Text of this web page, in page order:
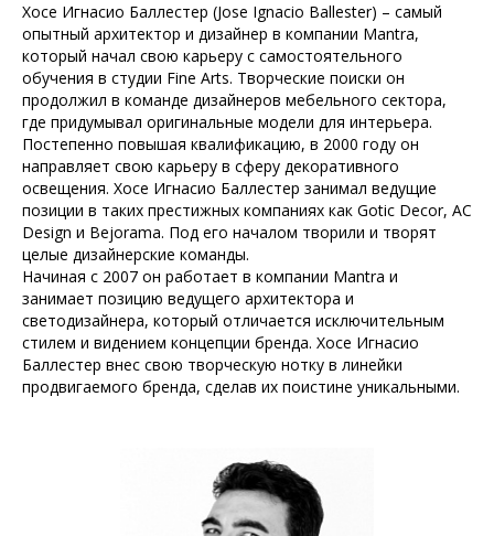
Хосе Игнасио Баллестер (Jose Ignacio Ballester) – самый
опытный архитектор и дизайнер в компании Mantra,
который начал свою карьеру с самостоятельного
обучения в студии Fine Arts. Творческие поиски он
продолжил в команде дизайнеров мебельного сектора,
где придумывал оригинальные модели для интерьера.
Постепенно повышая квалификацию, в 2000 году он
направляет свою карьеру в сферу декоративного
освещения. Хосе Игнасио Баллестер занимал ведущие
позиции в таких престижных компаниях как Gotic Decor, AC
Design и Bejorama. Под его началом творили и творят
целые дизайнерские команды.
Начиная с 2007 он работает в компании Mantra и
занимает позицию ведущего архитектора и
светодизайнера, который отличается исключительным
стилем и видением концепции бренда. Хосе Игнасио
Баллестер внес свою творческую нотку в линейки
продвигаемого бренда, сделав их поистине уникальными.